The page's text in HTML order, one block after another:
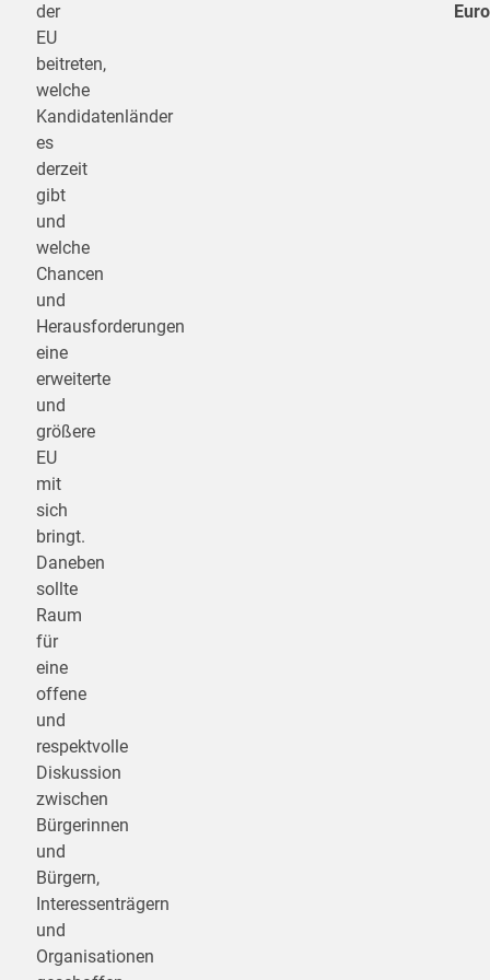
der
EU
beitreten,
welche
Kandidatenländer
es
derzeit
gibt
und
welche
Chancen
und
Herausforderungen
eine
erweiterte
und
größere
EU
mit
sich
bringt.
Daneben
sollte
Raum
für
eine
offene
und
respektvolle
Diskussion
zwischen
Bürgerinnen
und
Bürgern,
Interessenträgern
und
Organisationen